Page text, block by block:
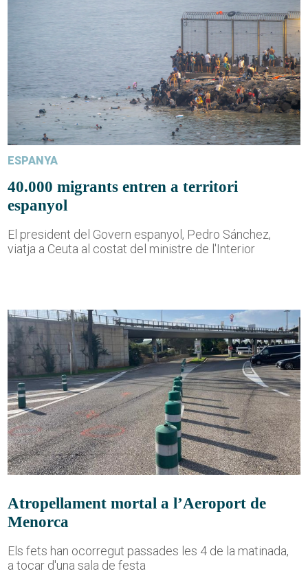
ESPANYA
40.000 migrants entren a territori
espanyol
El president del Govern espanyol, Pedro Sánchez,
viatja a Ceuta al costat del ministre de l'Interior
Atropellament mortal a l’Aeroport de
Menorca
Els fets han ocorregut passades les 4 de la matinada,
a tocar d'una sala de festa